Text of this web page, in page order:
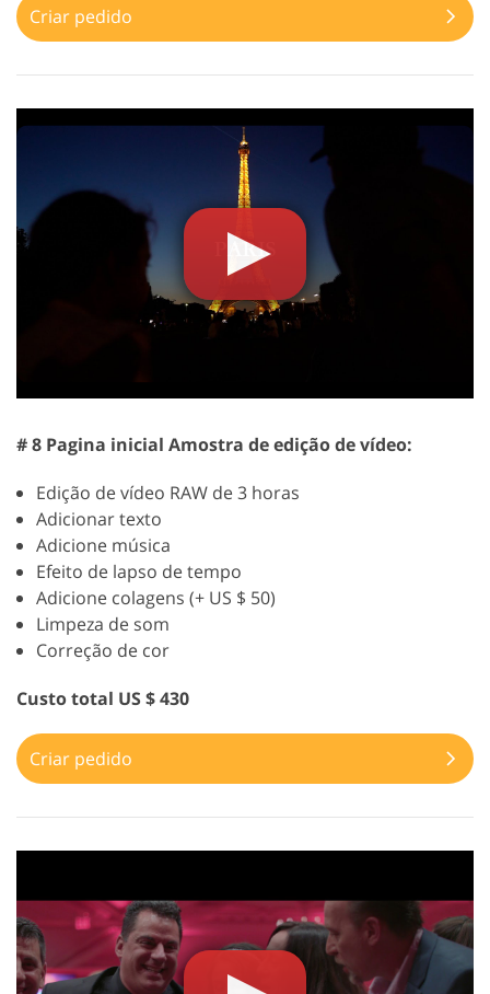
Criar pedido
# 8 Pagina inicial Amostra de edição de vídeo:
Edição de vídeo RAW de 3 horas
Adicionar texto
Adicione música
Efeito de lapso de tempo
Adicione colagens (+ US $ 50)
Limpeza de som
Correção de cor
Custo total US $ 430
Criar pedido